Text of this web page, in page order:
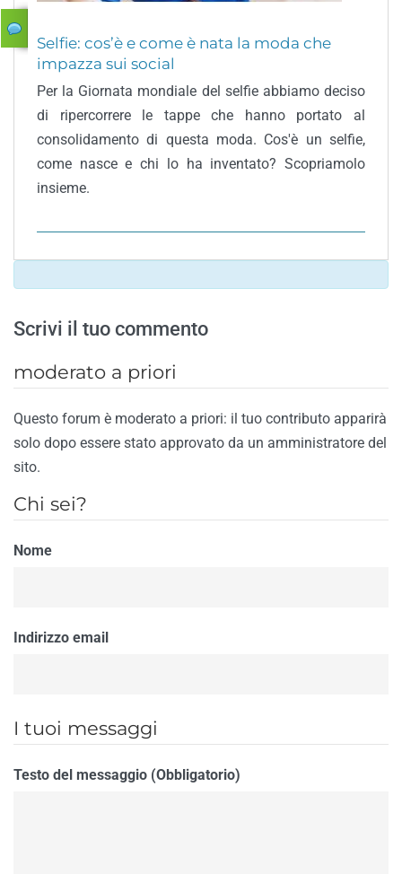
Selfie: cos’è e come è nata la moda che
impazza sui social
Per la Giornata mondiale del selfie abbiamo deciso
di ripercorrere le tappe che hanno portato al
consolidamento di questa moda. Cos'è un selfie,
come nasce e chi lo ha inventato? Scopriamolo
insieme.
Scrivi il tuo commento
moderato a priori
Questo forum è moderato a priori: il tuo contributo apparirà
solo dopo essere stato approvato da un amministratore del
sito.
Chi sei?
Nome
Indirizzo email
I tuoi messaggi
Testo del messaggio (Obbligatorio)